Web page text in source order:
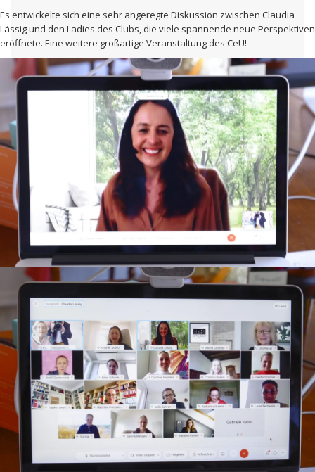
Es entwickelte sich eine sehr angeregte Diskussion zwischen Claudia
Lässig und den Ladies des Clubs, die viele spannende neue Perspektiven
eröffnete. Eine weitere großartige Veranstaltung des CeU!